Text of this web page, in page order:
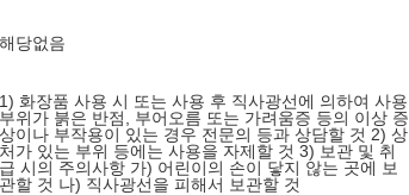
해당없음
1) 화장품 사용 시 또는 사용 후 직사광선에 의하여 사용
부위가 붉은 반점, 부어오름 또는 가려움증 등의 이상 증
상이나 부작용이 있는 경우 전문의 등과 상담할 것 2) 상
처가 있는 부위 등에는 사용을 자제할 것 3) 보관 및 취
급 시의 주의사항 가) 어린이의 손이 닿지 않는 곳에 보
관할 것 나) 직사광선을 피해서 보관할 것